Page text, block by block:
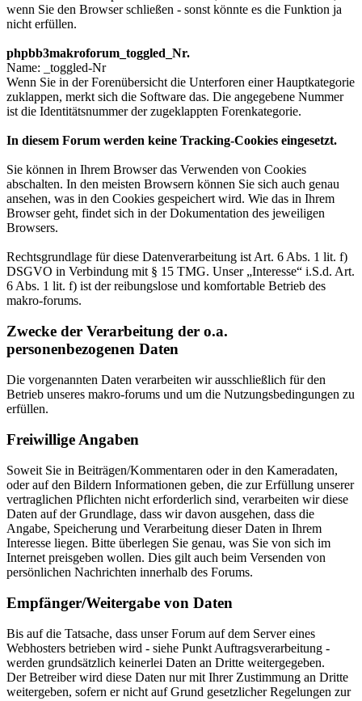
wenn Sie den Browser schließen - sonst könnte es die Funktion ja
nicht erfüllen.
phpbb3makroforum_toggled_Nr.
Name: _toggled-Nr
Wenn Sie in der Forenübersicht die Unterforen einer Hauptkategorie
zuklappen, merkt sich die Software das. Die angegebene Nummer
ist die Identitätsnummer der zugeklappten Forenkategorie.
In diesem Forum werden keine Tracking-Cookies eingesetzt.
Sie können in Ihrem Browser das Verwenden von Cookies
abschalten. In den meisten Browsern können Sie sich auch genau
ansehen, was in den Cookies gespeichert wird. Wie das in Ihrem
Browser geht, findet sich in der Dokumentation des jeweiligen
Browsers.
Rechtsgrundlage für diese Datenverarbeitung ist Art. 6 Abs. 1 lit. f)
DSGVO in Verbindung mit § 15 TMG. Unser „Interesse“ i.S.d. Art.
6 Abs. 1 lit. f) ist der reibungslose und komfortable Betrieb des
makro-forums.
Zwecke der Verarbeitung der o.a.
personenbezogenen Daten
Die vorgenannten Daten verarbeiten wir ausschließlich für den
Betrieb unseres makro-forums und um die Nutzungsbedingungen zu
erfüllen.
Freiwillige Angaben
Soweit Sie in Beiträgen/Kommentaren oder in den Kameradaten,
oder auf den Bildern Informationen geben, die zur Erfüllung unserer
vertraglichen Pflichten nicht erforderlich sind, verarbeiten wir diese
Daten auf der Grundlage, dass wir davon ausgehen, dass die
Angabe, Speicherung und Verarbeitung dieser Daten in Ihrem
Interesse liegen. Bitte überlegen Sie genau, was Sie von sich im
Internet preisgeben wollen. Dies gilt auch beim Versenden von
persönlichen Nachrichten innerhalb des Forums.
Empfänger/Weitergabe von Daten
Bis auf die Tatsache, dass unser Forum auf dem Server eines
Webhosters betrieben wird - siehe Punkt Auftragsverarbeitung -
werden grundsätzlich keinerlei Daten an Dritte weitergegeben.
Der Betreiber wird diese Daten nur mit Ihrer Zustimmung an Dritte
weitergeben, sofern er nicht auf Grund gesetzlicher Regelungen zur